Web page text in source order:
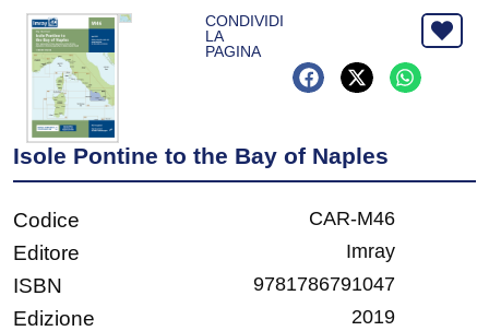
CONDIVIDI
LA
PAGINA
Isole Pontine to the Bay of Naples
Codice CAR-M46
Editore Imray
ISBN 9781786791047
Edizione 2019